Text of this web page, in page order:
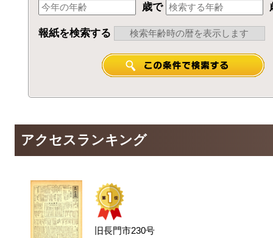
歳で
報紙を検索する
アクセスランキング
旧長門市230号